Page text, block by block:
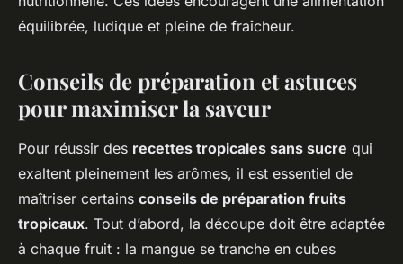
équilibrée, ludique et pleine de fraîcheur.
Conseils de préparation et astuces
pour maximiser la saveur
Pour réussir des recettes tropicales sans sucre qui
exaltent pleinement les arômes, il est essentiel de
maîtriser certains conseils de préparation fruits
tropicaux. Tout d’abord, la découpe doit être adaptée
à chaque fruit : la mangue se tranche en cubes